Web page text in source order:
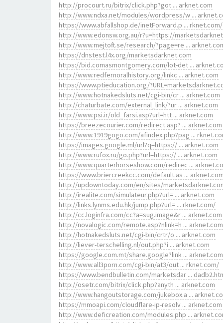
http://procourt.ru/bitrix/click.php?got ... arknet.com
http://www.ndxa.net/modules/wordpress/w ...
https://www.abfallshop.de/inetForward.p ... rknet.com/
http://www.edonsw.org.au/r?u=https://
http://www.mejtoft.se/research/?page=re ...
https://dnstest.l4x.org/marketsdarknet.com
https://bid.comasmontgomery.com/lot-det ...
http://www.redfernoralhistory.org/linkc ... arknet.com
https://www.ptieducation.org/
http://www.hotnakedsluts.net/cgi-bin/cr ... arknet.com
http://chaturbate.com/external_link/?ur ... arknet.com
http://www.psi.ir/old_farsi.asp?url=htt ... arknet.com
https://breezecourier.com/redirect.asp? ... arknet.com
http://www.1919gogo.com/afindex.php?pag ...
https://images.google.ml/url?q=https:// ... arknet.com
http://www.rufox.ru/go.php?url=https:// ... arknet.com
http://www.quarterhorseshow.com/redirec ...
https://www.briercreekcc.com/default.as ... arknet.com
http://updowntoday.com/en/sites/
http://irealite.com/simulateur.php?url= ... arknet.com
http://links.lynms.edu.hk/jump.php?url= ... rknet.com/
http://cc.loginfra.com/cc?a=sug.image&r ... arknet.com
http://novalogic.com/remote.asp?nlink=h ... arknet.com
http://hotnakedsluts.net/cgi-bin/crtr/o ... arknet.com
http://liever-terschelling.nl/out.php?i ... arknet.com
https://google.com.mt/share.google?link ... arknet.com
http://www.all3porn.com/cgi-bin/at3/out ... rknet.com/
https://www.bendbulletin.com/marketsdar ...
http://osetr.com/bitrix/click.php?anyth ... arknet.com
http://www.hangoutstorage.com/jukebox.a ...
https://mmoapi.com/cloudflare-ip-resolv ... arknet.com
http://www.deficreation.com/modules.php ...